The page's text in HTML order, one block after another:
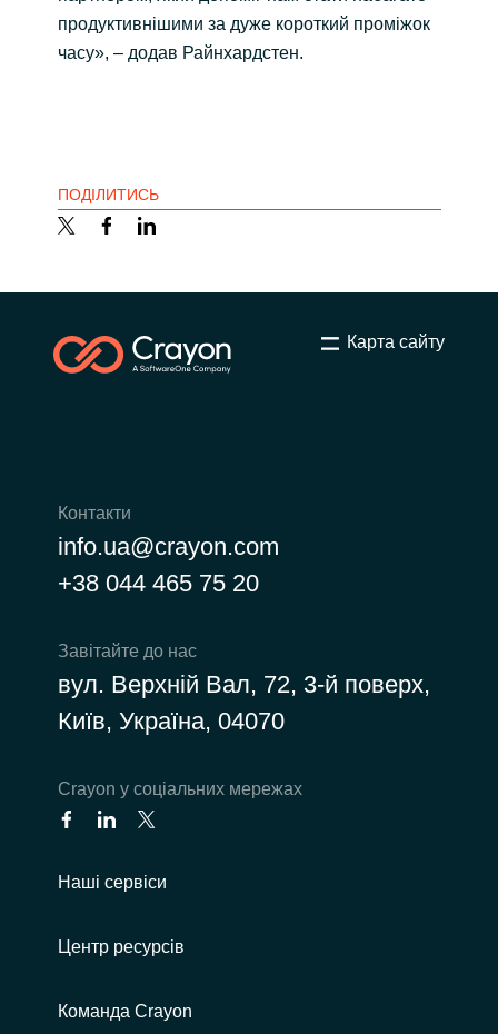
продуктивнішими за дуже короткий проміжок
часу», – додав Райнхардстен.
ПОДІЛИТИСЬ
Карта сайту
Контакти
info.ua@crayon.com
+38 044 465 75 20
Завітайте до нас
вул. Верхній Вал, 72, 3-й поверх,
Київ, Україна, 04070
Сrayon у соціальних мережах
Наші сервіси
Центр ресурсів
Команда Crayon